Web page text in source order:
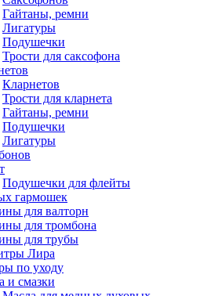
Гайтаны, ремни
Лигатуры
Подушечки
Трости для саксофона
Кларнетов
Трости для кларнета
Гайтаны, ремни
Подушечки
Лигатуры
Подушечки для флейты
гармошек
для валторн
для тромбона
для трубы
Лира
по уходу
и смазки